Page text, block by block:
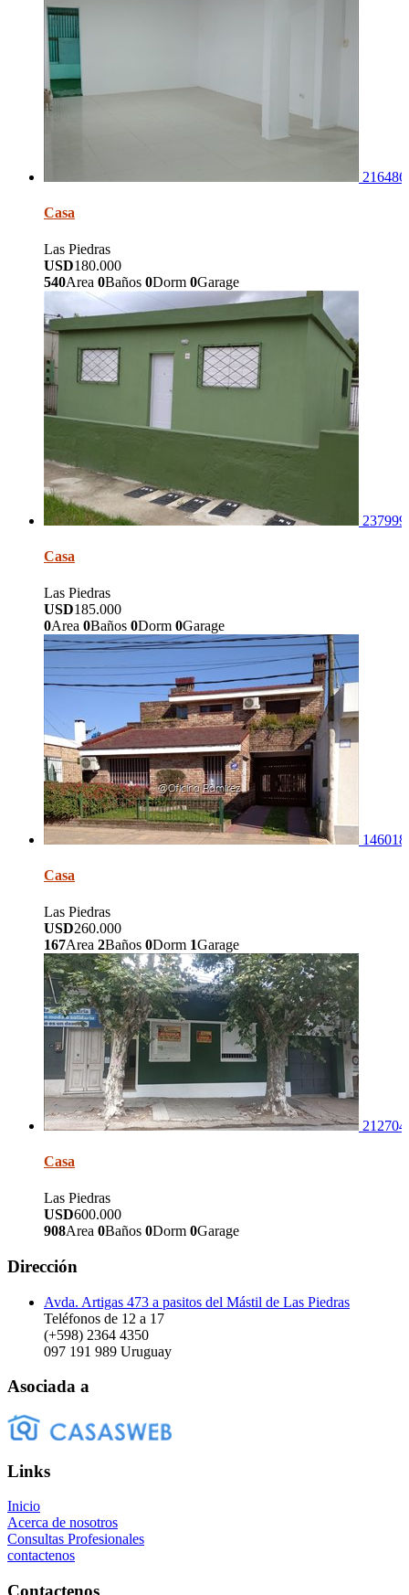
216486
Casa
Las Piedras
USD180.000
540Area 0Baños 0Dorm 0Garage
237999
Casa
Las Piedras
USD185.000
0Area 0Baños 0Dorm 0Garage
146018
Casa
Las Piedras
USD260.000
167Area 2Baños 0Dorm 1Garage
212704
Casa
Las Piedras
USD600.000
908Area 0Baños 0Dorm 0Garage
Dirección
Avda. Artigas 473 a pasitos del Mástil de Las Piedras
Teléfonos de 12 a 17
(+598) 2364 4350
097 191 989 Uruguay
Asociada a
Links
Inicio
Acerca de nosotros
Consultas Profesionales
contactenos
Contactenos